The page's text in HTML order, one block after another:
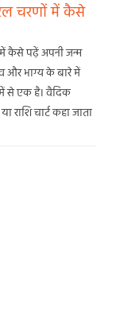
चरणों में कैसे
कैसे पढ़ें अपनी जन्म
और भाग्य के बारे में
में से एक है। वैदिक
चार्ट कहा जाता